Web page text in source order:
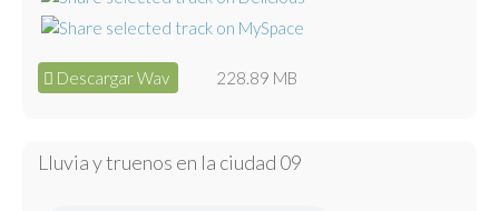
Descargar Wav 228.89 MB
Lluvia y truenos en la ciudad 09